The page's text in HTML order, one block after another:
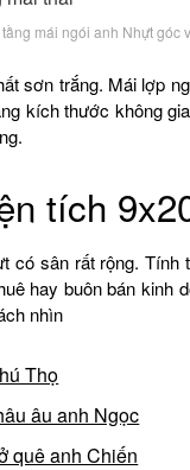
mái ngói anh Nhựt góc
sơn trắng. Mái lợp
kích thước không
tích
có sân rất rộng.
hay buôn bán kinh
nhìn
Thọ
âu anh Ngọc
quê anh Chiến